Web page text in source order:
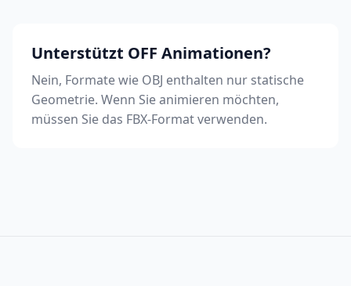
Unterstützt OFF Animationen?
Nein, Formate wie OBJ enthalten nur statische
Geometrie. Wenn Sie animieren möchten,
müssen Sie das FBX-Format verwenden.